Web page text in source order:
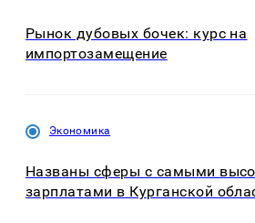
Рынок дубовых бочек: курс на
импортозамещение
Экономика
Названы сферы с самыми
зарплатами в Курганской